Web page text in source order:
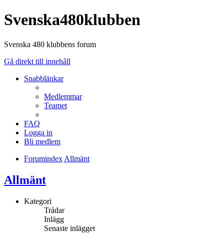
Svenska480klubben
Svenska 480 klubbens forum
Gå direkt till innehåll
Snabblänkar
Medlemmar
Teamet
FAQ
Logga in
Bli medlem
Forumindex Allmänt
Allmänt
Kategori
Trådar
Inlägg
Senaste inlägget